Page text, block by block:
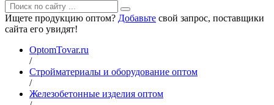
Ищете продукцию оптом? Добавьте свой запрос, поставщики
сайта его увидят!
OptomTovar.ru
/
Стройматериалы и оборудование оптом
/
Железобетонные изделия оптом